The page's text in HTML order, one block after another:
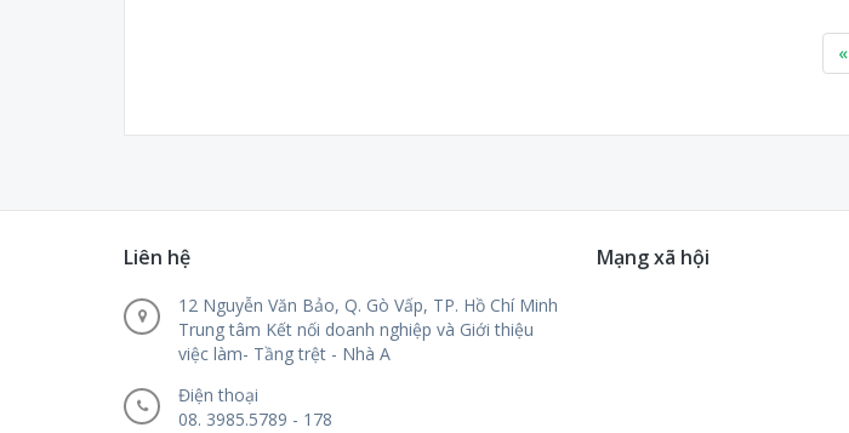
«
Quảng Trị
Thái Bình
Thái Nguyên
Thanh Hóa
TT-Huế
Tiền Giang
Liên hệ
12 Nguyễn Văn Bảo, Q. Gò Vấp, TP. Hồ Chí Minh
Trung tâm Kết nối doanh nghiệp và Giới thiệu
việc làm- Tầng trệt - Nhà A
Điện thoại
08. 3985.5789 - 178
Mạng xã hội